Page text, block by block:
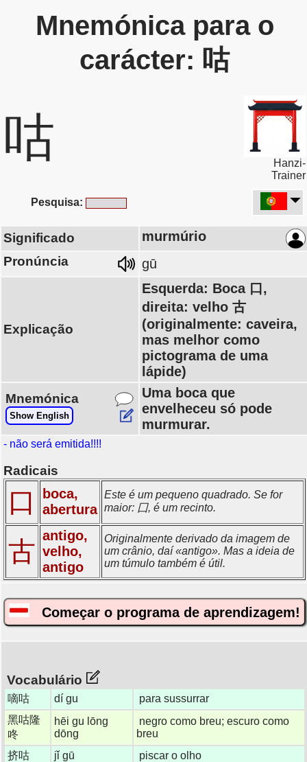
Mnemónica para o
carácter: 咕
咕
Hanzi-
Trainer
Pesquisa:
Significado murmúrio
Pronúncia gū
Explicação
Esquerda: Boca 口,
direita: velho 古
(originalmente: caveira,
mas melhor como
pictograma de uma
lápide)
Mnemónica
Show English
Uma boca que
envelheceu só pode
murmurar.
- não será emitida!!!!
Radicais
口
boca,
abertura
Este é um pequeno quadrado. Se for
maior: 囗, é um recinto.
古
antigo,
velho,
antigo
Originalmente derivado da imagem de
um crânio, daí «antigo». Mas a ideia de
um túmulo também é útil.
Começar o programa de aprendizagem!
Vocabulário
嘀咕 dí gu
para sussurrar
黑咕隆
咚
hēi gu lōng
dōng
negro como breu; escuro como
breu
挤咕
jǐ gū
piscar o olho